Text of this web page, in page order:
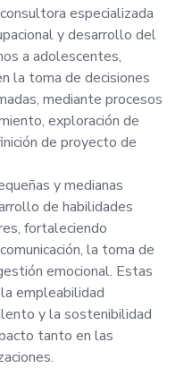
especializada
y desarrollo del
a adolescentes,
la toma de decisiones
mediante procesos
exploración de
de proyecto de
y medianas
de habilidades
fortaleciendo
la toma de
emocional. Estas
empleabilidad
y la sostenibilidad
tanto en las